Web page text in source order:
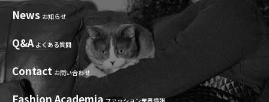
News お知らせ
Q&A よくある質問
Contact お問い合わせ
Fashion Academia